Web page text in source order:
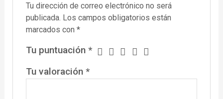
Tu dirección de correo electrónico no será
publicada. Los campos obligatorios están
marcados con*
Tu puntuación*
Tu valoración*